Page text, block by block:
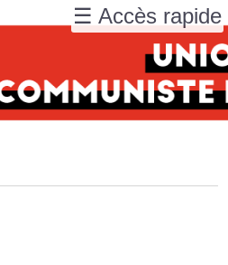
☰ Accès rapide